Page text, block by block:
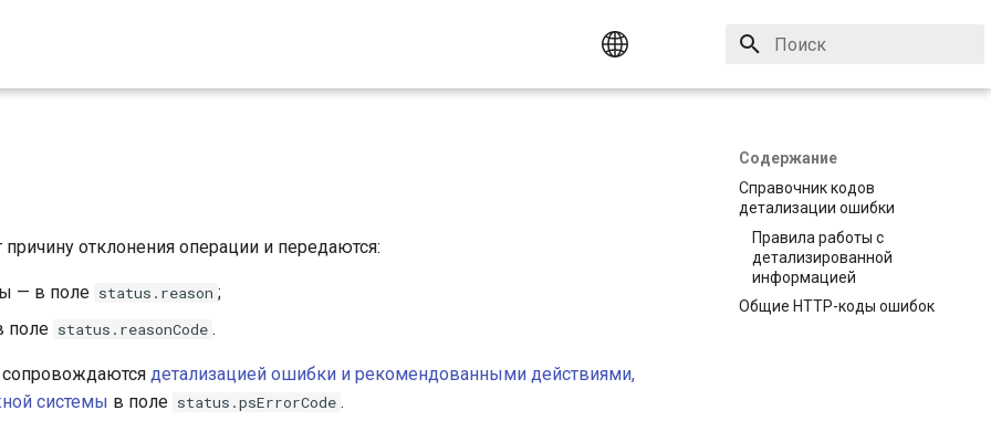
English
Содержание
Справочник кодов
детализации ошибки
Правила работы с
детализированной
информацией
Общие HTTP-коды ошибок
отклонения операции и передаются:
— в поле status.reason ;
поле status.reasonCode .
детализацией ошибки и рекомендованными действиями,
системы в поле status.psErrorCode .